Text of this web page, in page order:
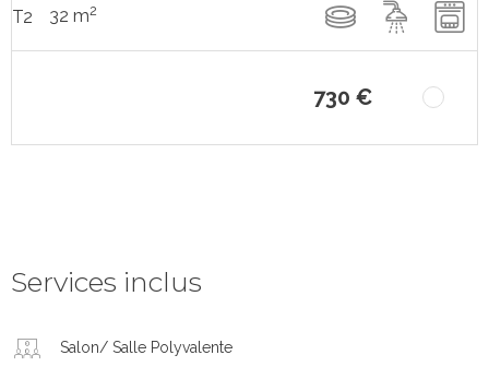
T2 32 m2
730 €
Services inclus
Salon/ Salle Polyvalente